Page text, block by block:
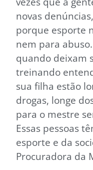
novas
porque esporte
nem para
quando deixam
treinando
sua filha estão
drogas, longe
para o mestre
Essas pessoas
esporte e da
Procuradora da